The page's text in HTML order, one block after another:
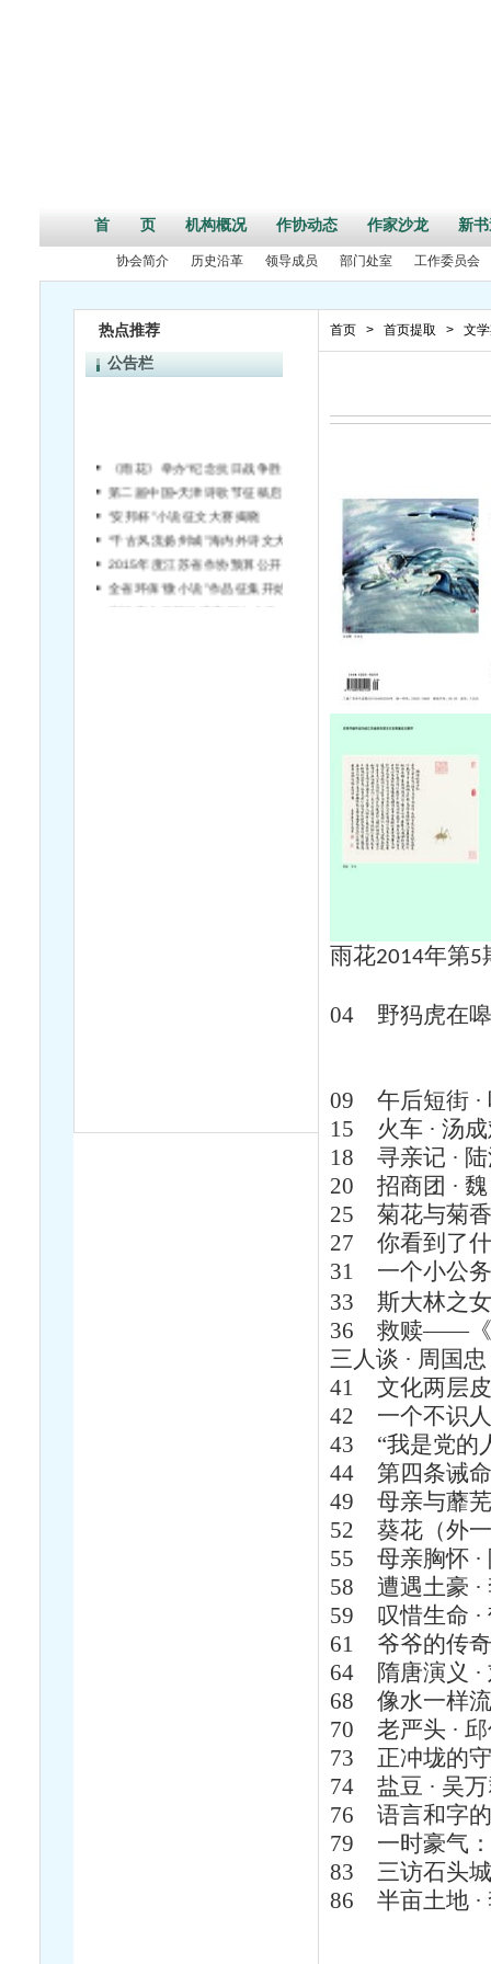
首 页 机构概况 作协动态 作家沙龙 新
协会简介 历史沿革 领导成员 部门处室 工作委员会
热点推荐
公告栏
第二届中国•天津诗歌节征稿启事
“安邦杯”小说征文大赛揭晓
首页 > 首页提取 > 文
雨花2014年第5
04 野犸虎在
09 午后短街 ·
15 火车 · 汤
18 寻亲记 ·
20 招商团 ·
25 菊花与菊
27 你看到了
31 一个小公
33 斯大林之
36 救赎——《
三人谈 · 周国
41 文化两层
42 一个不识
43 “我是党的
44 第四条诫
49 母亲与蘼
52 葵花（外
55 母亲胸怀 ·
58 遭遇土豪 ·
59 叹惜生命 ·
61 爷爷的传
64 隋唐演义 ·
68 像水一样
70 老严头 ·
73 正冲垅的
74 盐豆 · 吴
76 语言和字
79 一时豪气
83 三访石头
86 半亩土地 ·